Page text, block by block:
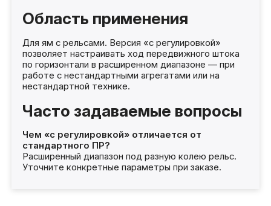
Область применения
Для ям с рельсами. Версия «с регулировкой»
позволяет настраивать ход передвижного штока
по горизонтали в расширенном диапазоне — при
работе с нестандартными агрегатами или на
нестандартной технике.
Часто задаваемые вопросы
Чем «с регулировкой» отличается от
стандартного ПР?
Расширенный диапазон под разную колею рельс.
Уточните конкретные параметры при заказе.